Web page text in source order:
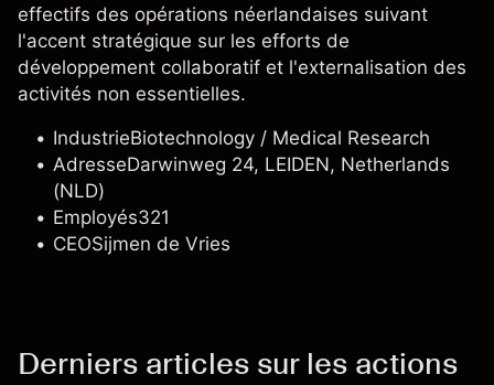
effectifs des opérations néerlandaises suivant
l'accent stratégique sur les efforts de
développement collaboratif et l'externalisation des
activités non essentielles.
IndustrieBiotechnology / Medical Research
AdresseDarwinweg 24, LEIDEN, Netherlands
(NLD)
Employés321
CEOSijmen de Vries
Derniers articles sur les actions